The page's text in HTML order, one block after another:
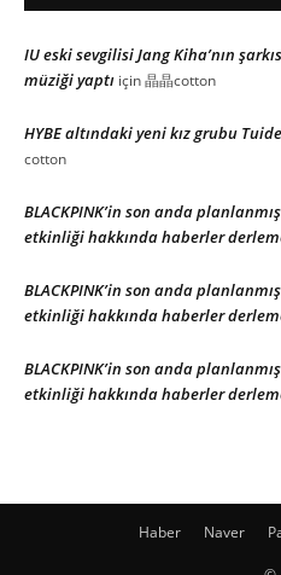
IU eski sevgilisi Jang Kiha’nın
müziği yaptı için晶晶cotton
HYBE altındaki yeni kız grubu
cotton
BLACKPINK’in son anda
etkinliği hakkında haberler
BLACKPINK’in son anda
etkinliği hakkında haberler
BLACKPINK’in son anda
etkinliği hakkında haberler
Haber Naver